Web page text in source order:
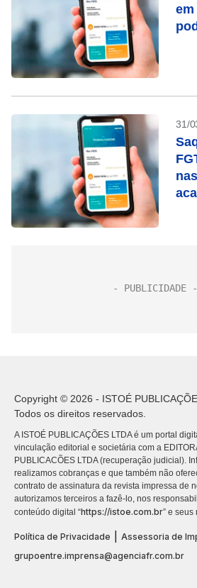
31/
Copyright © 2026 - ISTOÉ
Todos os direitos reservados.
A ISTOÉ PUBLICAÇÕES LTDA é um portal
vinculação editorial e societária com a
PUBLICACÕES LTDA (recuperação judicial).
realizamos cobranças e que também não
contrato de assinatura da revista impressa de
autorizamos terceiros a fazê-lo, nos
conteúdo digital “https://istoe.com.br” e seus
Política de Privacidade
Assessoria de
grupoentre.imprensa@agenciafr.com.br